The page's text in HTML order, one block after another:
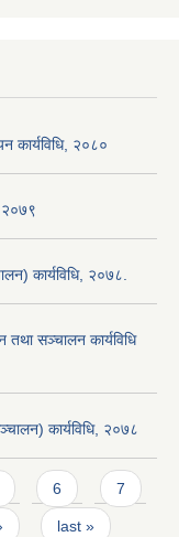
कार्यविधि, २०८०
२०७९
कार्यविधि, २०७८.
तथा सञ्चालन कार्यविधि
कार्यविधि, २०७८
6 7
last »